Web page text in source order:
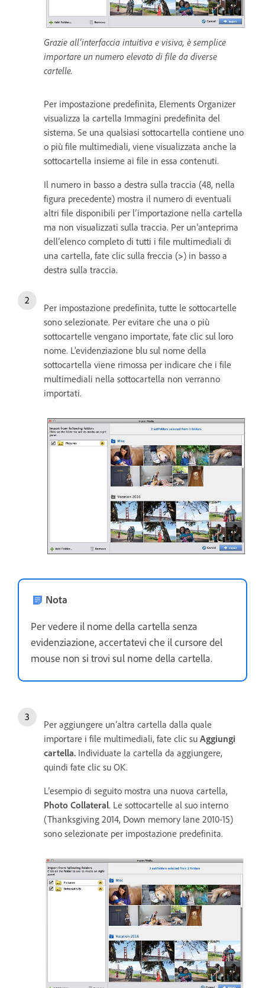
Grazie all’interfaccia intuitiva e visiva, è semplice
importare un numero elevato di file da diverse
cartelle.
Per impostazione predefinita, Elements Organizer
visualizza la cartella Immagini predefinita del
sistema. Se una qualsiasi sottocartella contiene uno
o più file multimediali, viene visualizzata anche la
sottocartella insieme ai file in essa contenuti.
Il numero in basso a destra sulla traccia (48, nella
figura precedente) mostra il numero di eventuali
altri file disponibili per l’importazione nella cartella
ma non visualizzati sulla traccia. Per un’anteprima
dell’elenco completo di tutti i file multimediali di
una cartella, fate clic sulla freccia (>) in basso a
destra sulla traccia.
Per impostazione predefinita, tutte le sottocartelle
sono selezionate. Per evitare che una o più
sottocartelle vengano importate, fate clic sul loro
nome. L'evidenziazione blu sul nome della
sottocartella viene rimossa per indicare che i file
multimediali nella sottocartella non verranno
importati.
Nota
Per vedere il nome della cartella senza
evidenziazione, accertatevi che il cursore del
mouse non si trovi sul nome della cartella.
Per aggiungere un’altra cartella dalla quale
importare i file multimediali, fate clic su Aggiungi
cartella. Individuate la cartella da aggiungere,
quindi fate clic su OK.
L’esempio di seguito mostra una nuova cartella,
Photo Collateral. Le sottocartelle al suo interno
(Thanksgiving 2014, Down memory lane 2010-15)
sono selezionate per impostazione predefinita.